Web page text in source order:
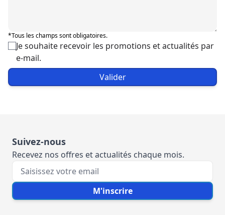
*Tous les champs sont obligatoires.
Je souhaite recevoir les promotions et actualités par
e-mail.
Valider
Suivez-nous
Recevez nos offres et actualités chaque mois.
Votre e-mail M'inscrire